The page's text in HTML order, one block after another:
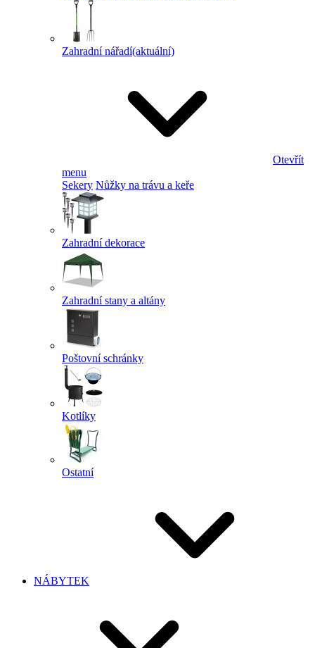
Zahradní nářadí(aktuální)
Otevřít
menu
Sekery Nůžky na trávu a keře
Zahradní dekorace
Zahradní stany a altány
Poštovní schránky
Kotlíky
Ostatní
NÁBYTEK